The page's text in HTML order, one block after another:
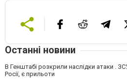
Останні новини
В Генштабі розкрили наслідки атаки .
Росії, є прильоти